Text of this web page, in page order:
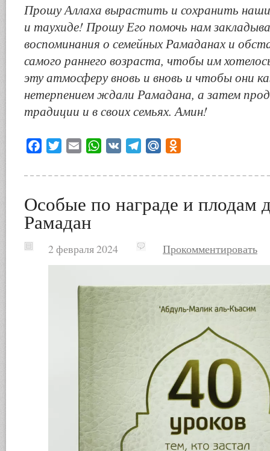
Прошу Аллаха вырастить и сохранить
и таухиде! Прошу Его помочь нам
воспоминания о семейных Рамаданах и
самого раннего возраста, чтобы им
эту атмосферу вновь и вновь и чтобы они
нетерпением ждали Рамадана, а затем
традиции и в своих семьях. Амин!
Facebook
Twitter Email WhatsApp
VK TelegramMail.Ru
Особые по награде и плодам
Рамадан
2 февраля 2024 Прокомментировать